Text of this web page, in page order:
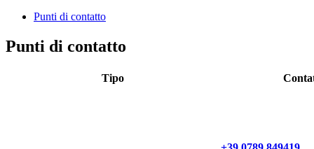
Punti di contatto
Punti di contatto
Tipo